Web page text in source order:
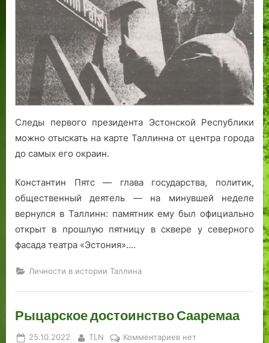
Таллинн
Константина
Пятса
Следы первого президента Эстонской Республики
можно отыскать на карте Таллинна от центра города
до самых его окраин.
Константин Пятс — глава государства, политик,
общественный деятель — на минувшей неделе
вернулся в Таллинн: памятник ему был официально
открыт в прошлую пятницу в сквере у северного
фасада театра «Эстония».…
Личности в истории Таллина
Рыцарское достоинство Сааремаа
Posted
25.10.2022 By
TLN Комментариевкнет